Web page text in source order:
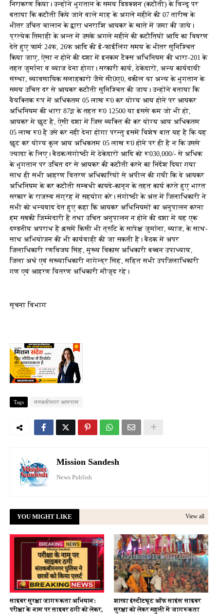
निराकरण किया। उन्होंने भुगतान के समय डिडक्शन (कटौती) के विन्दु पर
बताया कि कटौती किये जाने वाले माह के अगले महीने की 07 तारीख के
भीतर उचित चालान के द्वारा धनराशि आयकर के खाते में जमा की जाये।
प्रत्येक तिमाही के अन्त में उसके अगले महीने की कटौतियों आदि का विवरण
देते हुए फार्म 24फ, 26फ आदि की ई-फाईलिंग समय के भीतर सुनिश्चित
किया जाए, ऐसा न होने की दशा में इनकम टैक्स अधिनियम की धारा-201 के
तहत जुर्माना व व्याज देना होगा। सरकारी कार्य, ठेकेदारों, अन्य कार्यदायी
संस्था, व्यावसायिक सलाहकारों जैसे सी0ए0, वकील या अन्य के भुगतान के
समय उचित दर से आयकर कटौती सुनिश्चित की जाय। उन्होंने बताया कि
वैयक्तिक रूप में अधिकतम 05 लाख रू0 कर योग्य आय होने पर आयकर
अधिनियम की धारा 87ज्ञ के तहत रू0 12500 या इससे कम जो भी हो,
आयकर मे छूट है, ऐसी दशा में जिस व्यक्ति की कर योग्य आय अधिकतम
05 लाख रू0 है उसे कर नही देना होगा परन्तु इसमें विशेष बात यह है कि यह
छूट कर योग्य कुल आय अधिकतम 05 लाख रू0 होने पर ही है न कि उससे
ज्यादा के लिए। बैठक/संगोष्ठी में ठेकेदारों आदि को रू030,000/- से अधिक
के भुगतान पर उचित दर से आयकर की कटौती करने का निर्देश दिया गया
साथ ही सभी आहरण वितरण अधिकारियों से अपील की गयी कि वे आयकर
अधिनियम के कर कटौती सम्बधी कायदे-कानून के तहत कार्य करते हुए भारत
सरकार के राजस्व संग्रह में सहयोग करे। संगोष्ठी के अंत में जिलाधिकारी ने
सभी को धन्यवाद देत हुए कहा कि आयकर अधिनियमों का अनुपालन करना
हम सबकी जिम्मेदारी है तथा उचित अनुपालन न होने की दशा में यह एक
दण्डनीय अपराध है।इसमें किसी भी त्रुटि के सापेक्ष जुर्माना, व्याज, के साथ-
साथ अभियोजन की भी कार्यवाही की जा सकती है। बैठक में अपर
जिलाधिकारी रणविजय सिंह, मुख्य विकास अधिकारी बब्बन उपाध्याय,
जिला अर्थ एवं सख्याधिकारी नागेन्द्र सिंह, सहित सभी उपजिलाधिकारी
गण एवं आहरण वितरण अधिकारी मौजूद रहे।
सूचना विभाग
Tags संतकबीनगर आसपास
Mission Sandesh
News Publish
YOU MIGHT LIKE View all
साइबर सुरक्षा जागरूकता अभियान:
परीक्षा के नाम पर साइबर ठगी को लेकर,
शारदा इंस्टीट्यूट ऑफ साइंस साइबर
सुरक्षा को लेकर महुली में जागरूकता